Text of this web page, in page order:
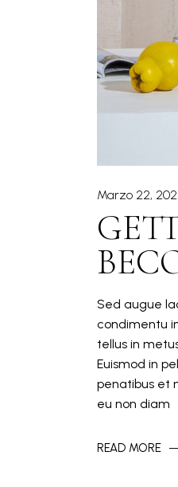
Marzo 22,
Sed augue
condimentu
tellus in
Euismod in
penatibus et
eu non diam
READ MORE